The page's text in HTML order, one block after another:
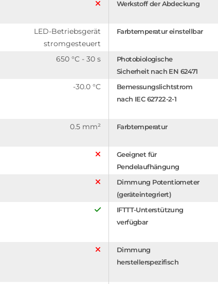
Werkstoff der Abdeckung
LED-Betriebsgerät
stromgesteuert
Farbtemperatur einstellbar
650 °C - 30 s
Photobiologische
Sicherheit nach EN 62471
-30.0 °C
Bemessungslichtstrom
nach IEC 62722-2-1
0.5 mm² Farbtemperatur
Geeignet für
Pendelaufhängung
Dimmung Potentiometer
(geräteintegriert)
IFTTT-Unterstützung
verfügbar
Dimmung
herstellerspezifisch